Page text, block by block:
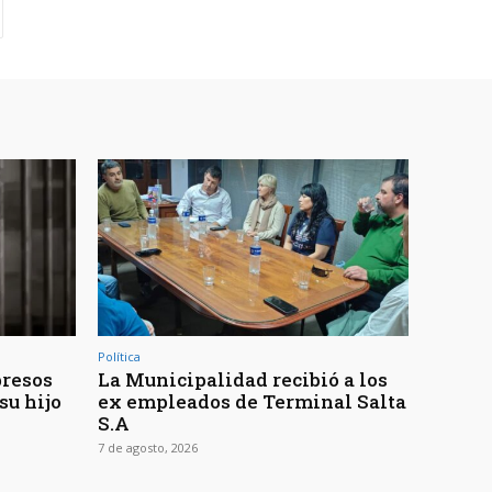
hijo
Política
La Municipalidad recibió a los
ex empleados de Terminal Salta
S.A
7 de agosto, 2026